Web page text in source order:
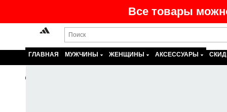
Все товары
ГЛАВНАЯ МУЖЧИНЫ ЖЕНЩИНЫ АКСЕССУАРЫ